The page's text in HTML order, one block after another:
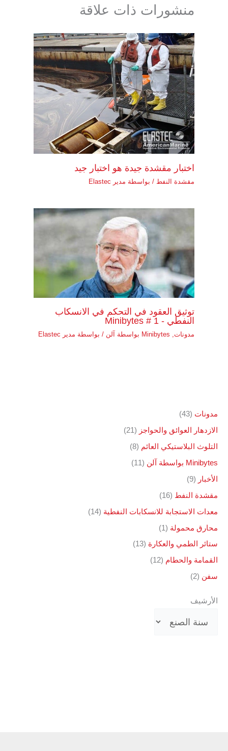
منشورات ذات علاقة
اختبار مقشدة جيدة هو اختبار جيد
مقشدة النفط / بواسطة مدير Elastec
توثيق العقود في التحكم في الانسكاب
النفطي - Minibytes # 1
مدونات, Minibytes بواسطة آلن / بواسطة مدير Elastec
مدونات (43)
الازدهار العوائق والحواجز (21)
التلوث البلاستيكي العائم (8)
Minibytes بواسطة آلن
(11)
الأخبار (9)
مقشدة النفط (16)
معدات الاستجابة للانسكابات النفطية (14)
محارق محمولة (1)
ستائر الطمي والعكارة (13)
القمامة والحطام (12)
سفن (2)
الأرشيف